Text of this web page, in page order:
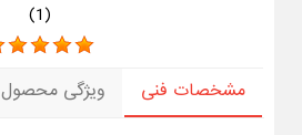
(
1
)
مشخصات فنی ویژگی محصول